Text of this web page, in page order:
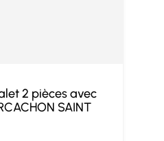
2 pièces avec
SAINT